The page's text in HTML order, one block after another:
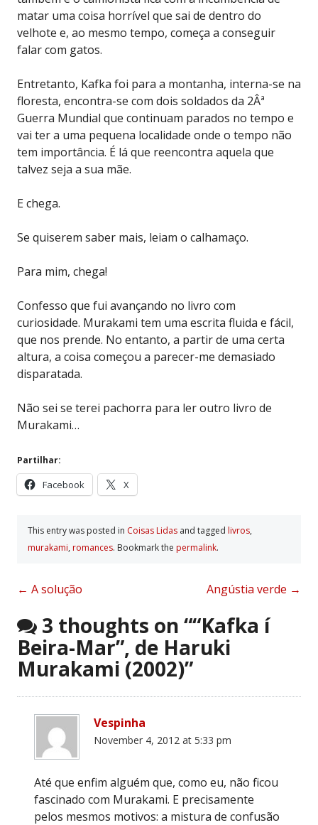
matar uma coisa horrível que sai de dentro do
velhote e, ao mesmo tempo, começa a conseguir
falar com gatos.
Entretanto, Kafka foi para a montanha, interna-se na
floresta, encontra-se com dois soldados da 2Âª
Guerra Mundial que continuam parados no tempo e
vai ter a uma pequena localidade onde o tempo não
tem importância. É lá que reencontra aquela que
talvez seja a sua mãe.
E chega.
Se quiserem saber mais, leiam o calhamaço.
Para mim, chega!
Confesso que fui avançando no livro com
curiosidade. Murakami tem uma escrita fluida e fácil,
que nos prende. No entanto, a partir de uma certa
altura, a coisa começou a parecer-me demasiado
disparatada.
Não sei se terei pachorra para ler outro livro de
Murakami…
Partilhar:
Facebook X
This entry was posted in Coisas Lidas and tagged livros,
murakami, romances. Bookmark the permalink.
Post
navigation
← A solução Angústia verde →
3 thoughts on ““Kafka í
Beira-Mar”, de Haruki
Murakami (2002)”
Vespinha
November 4, 2012 at 5:33 pm
Até que enfim alguém que, como eu, não ficou
fascinado com Murakami. E precisamente
pelos mesmos motivos: a mistura de confusão